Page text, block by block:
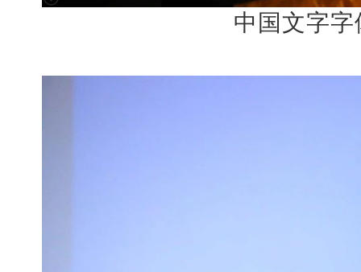
中国文字